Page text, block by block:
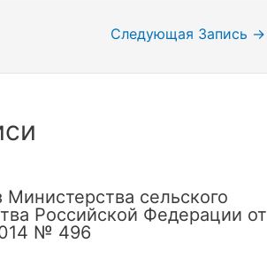
Следующая Запись →
Министерства сельского
Российской Федерации от
№ 496